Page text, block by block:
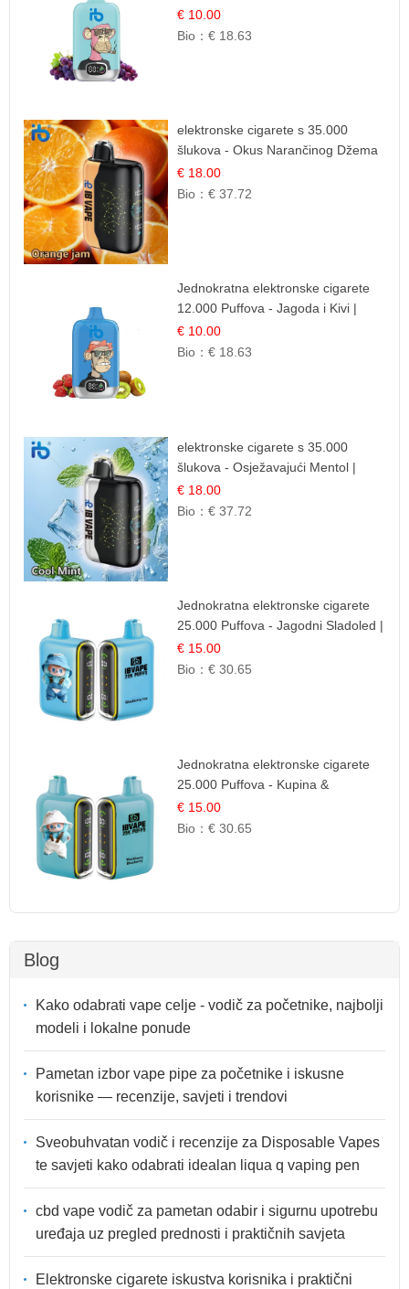
Elegantna Voćna Kombinacija
€ 10.00
Bio：€ 18.63
elektronske cigarete s 35.000
šlukova - Okus Narančinog Džema
| Dugotrajno Iskustvo
€ 18.00
Bio：€ 37.72
Jednokratna elektronske cigarete
12.000 Puffova - Jagoda i Kivi |
Sočna Voćna Kombinacija
€ 10.00
Bio：€ 18.63
elektronske cigarete s 35.000
šlukova - Osježavajući Mentol |
Čista i Svježa Okus
€ 18.00
Bio：€ 37.72
Jednokratna elektronske cigarete
25.000 Puffova - Jagodni Sladoled |
Kremasta Slatka Okus
€ 15.00
Bio：€ 30.65
Jednokratna elektronske cigarete
25.000 Puffova - Kupina &
Borovnica | Šumska Voćna
Mješavina
€ 15.00
Bio：€ 30.65
Blog
Kako odabrati vape celje - vodič za početnike, najbolji
modeli i lokalne ponude
Pametan izbor vape pipe za početnike i iskusne
korisnike — recenzije, savjeti i trendovi
Sveobuhvatan vodič i recenzije za Disposable Vapes
te savjeti kako odabrati idealan liqua q vaping pen
cbd vape vodič za pametan odabir i sigurnu upotrebu
uređaja uz pregled prednosti i praktičnih savjeta
Elektronske cigarete iskustva korisnika i praktični